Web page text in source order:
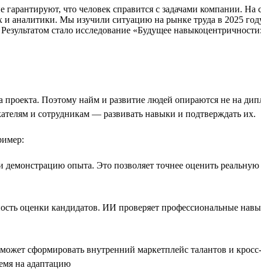
что человек справится с задачами компании. На
Мы изучили ситуацию на рынке труда в 2025
стало исследование «Будущее
проекта. Поэтому найм и развитие людей опираются не на
и сотрудникам — развивать навыки и подтверждать их.
опыта. Это позволяет точнее оценить реальную
оценки кандидатов. ИИ проверяет профессиональные
сформировать внутренний маркетплейс талантов и
на адаптацию